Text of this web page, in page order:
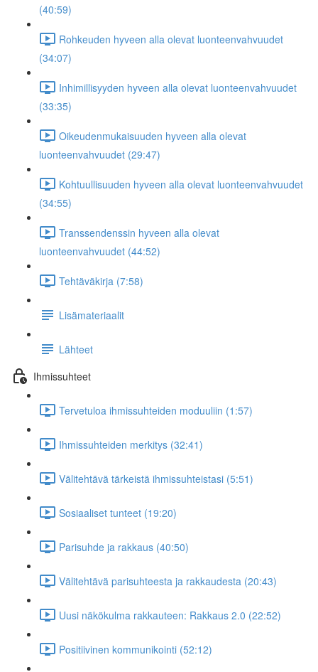
(40:59)
Rohkeuden hyveen alla olevat luonteenvahvuudet
(34:07)
Inhimillisyyden hyveen alla olevat luonteenvahvuudet
(33:35)
Oikeudenmukaisuuden hyveen alla olevat
luonteenvahvuudet (29:47)
Kohtuullisuuden hyveen alla olevat luonteenvahvuudet
(34:55)
Transsendenssin hyveen alla olevat
luonteenvahvuudet (44:52)
Tehtäväkirja (7:58)
Lisämateriaalit
Lähteet
Ihmissuhteet
Tervetuloa ihmissuhteiden moduuliin (1:57)
Ihmissuhteiden merkitys (32:41)
Välitehtävä tärkeistä ihmissuhteistasi (5:51)
Sosiaaliset tunteet (19:20)
Parisuhde ja rakkaus (40:50)
Välitehtävä parisuhteesta ja rakkaudesta (20:43)
Uusi näkökulma rakkauteen: Rakkaus 2.0 (22:52)
Positiivinen kommunikointi (52:12)